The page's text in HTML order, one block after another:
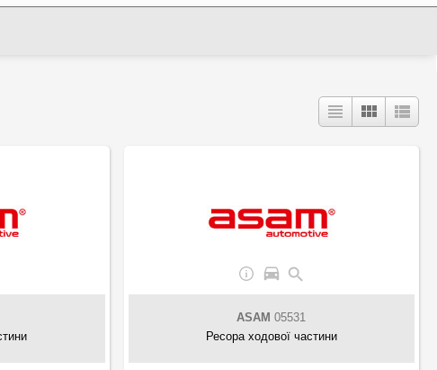
ASAM 05531
Ресора ходової частини